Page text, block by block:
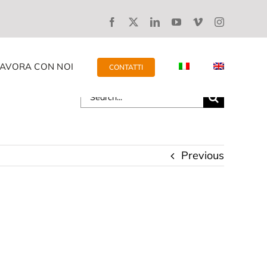
CON NOI CONTATTI
Search
for:
Previous